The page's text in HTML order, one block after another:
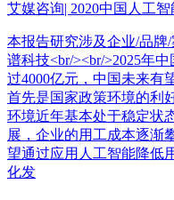
艾媒咨询| 2020中国人工
本报告研究涉及企业/品牌
谱科技<br/><br/>2025年
过4000亿元，中国未来有
首先是国家政策环境的利
环境近年基本处于稳定状
展，企业的用工成本逐渐
望通过应用人工智能降低
化发